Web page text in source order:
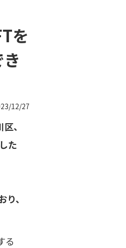
を
12/27
、
た
、
る